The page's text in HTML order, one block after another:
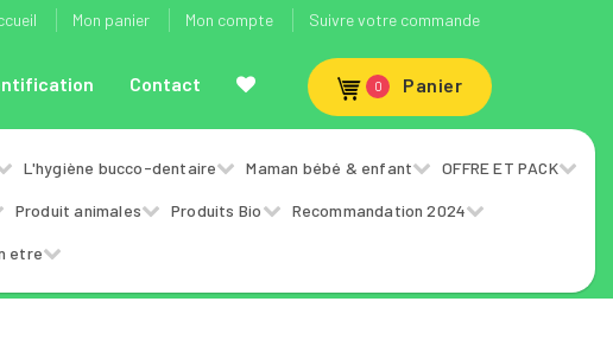
Mon panier Mon compte Suivre votre commande
Contact 0 Panier
L'hygiène bucco-dentaire Maman bébé & enfant OFFRE ET PACK
Produit animales Produits Bio Recommandation 2024
etre